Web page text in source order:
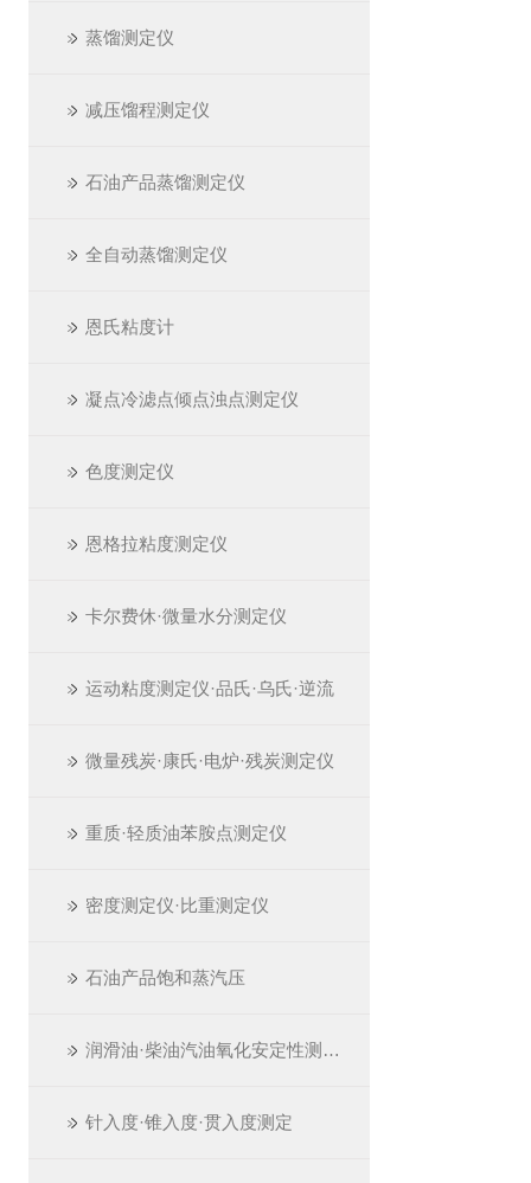
蒸馏测定仪
减压馏程测定仪
石油产品蒸馏测定仪
全自动蒸馏测定仪
恩氏粘度计
凝点冷滤点倾点浊点测定仪
色度测定仪
恩格拉粘度测定仪
卡尔费休·微量水分测定仪
运动粘度测定仪·品氏·乌氏·逆流
微量残炭·康氏·电炉·残炭测定仪
重质·轻质油苯胺点测定仪
密度测定仪·比重测定仪
石油产品饱和蒸汽压
润滑油·柴油汽油氧化安定性测定仪
针入度·锥入度·贯入度测定